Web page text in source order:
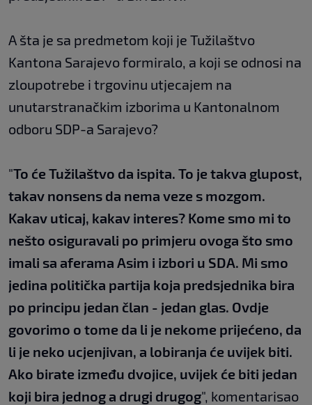
A šta je sa predmetom koji je Tužilaštvo
Kantona Sarajevo formiralo, a koji se odnosi na
zloupotrebe i trgovinu utjecajem na
unutarstranačkim izborima u Kantonalnom
odboru SDP-a Sarajevo?
"To će Tužilaštvo da ispita. To je takva glupost,
takav nonsens da nema veze s mozgom.
Kakav uticaj, kakav interes? Kome smo mi to
nešto osiguravali po primjeru ovoga što smo
imali sa aferama Asim i izbori u SDA. Mi smo
jedina politička partija koja predsjednika bira
po principu jedan član - jedan glas. Ovdje
govorimo o tome da li je nekome prijećeno, da
li je neko ucjenjivan, a lobiranja će uvijek biti.
Ako birate između dvojice, uvijek će biti jedan
koji bira jednog a drugi drugog", komentarisao